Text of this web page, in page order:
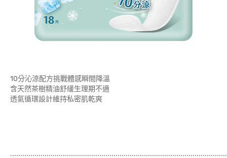
10分沁涼配方挑戰體感瞬間降溫
含天然茶樹精油舒緩生理期不適
透氣循環設計維持私密肌乾爽